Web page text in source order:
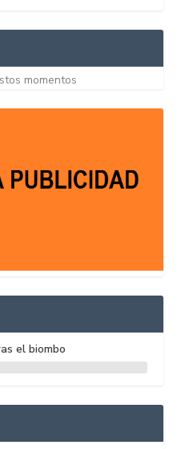
momentos
el biombo